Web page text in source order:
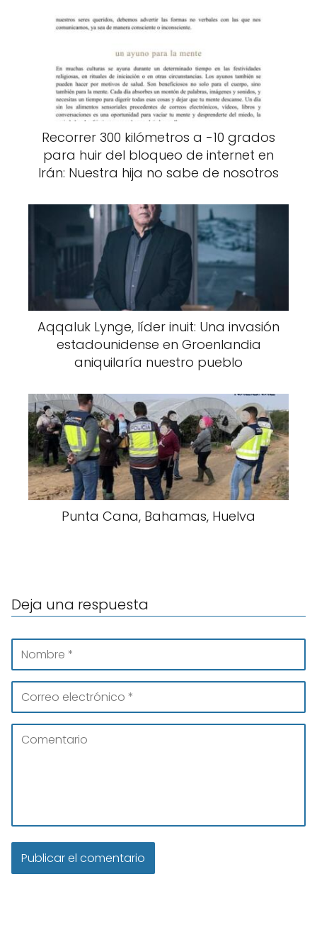
Recorrer 300 kilómetros a -10 grados
para huir del bloqueo de internet en
Irán: Nuestra hija no sabe de nosotros
Aqqaluk Lynge, líder inuit: Una invasión
estadounidense en Groenlandia
aniquilaría nuestro pueblo
Punta Cana, Bahamas, Huelva
Deja una respuesta